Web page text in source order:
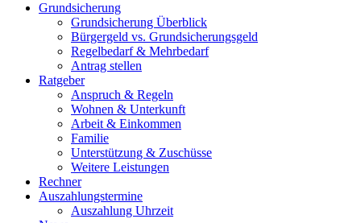
Grundsicherung
Grundsicherung Überblick
Bürgergeld vs. Grundsicherungsgeld
Regelbedarf & Mehrbedarf
Antrag stellen
Ratgeber
Anspruch & Regeln
Wohnen & Unterkunft
Arbeit & Einkommen
Familie
Unterstützung & Zuschüsse
Weitere Leistungen
Rechner
Auszahlungstermine
Auszahlung Uhrzeit